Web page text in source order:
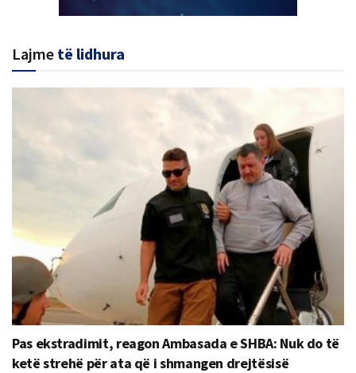
Lajme të lidhura
Pas ekstradimit, reagon Ambasada e SHBA: Nuk do të
ketë strehë për ata që i shmangen drejtësisë